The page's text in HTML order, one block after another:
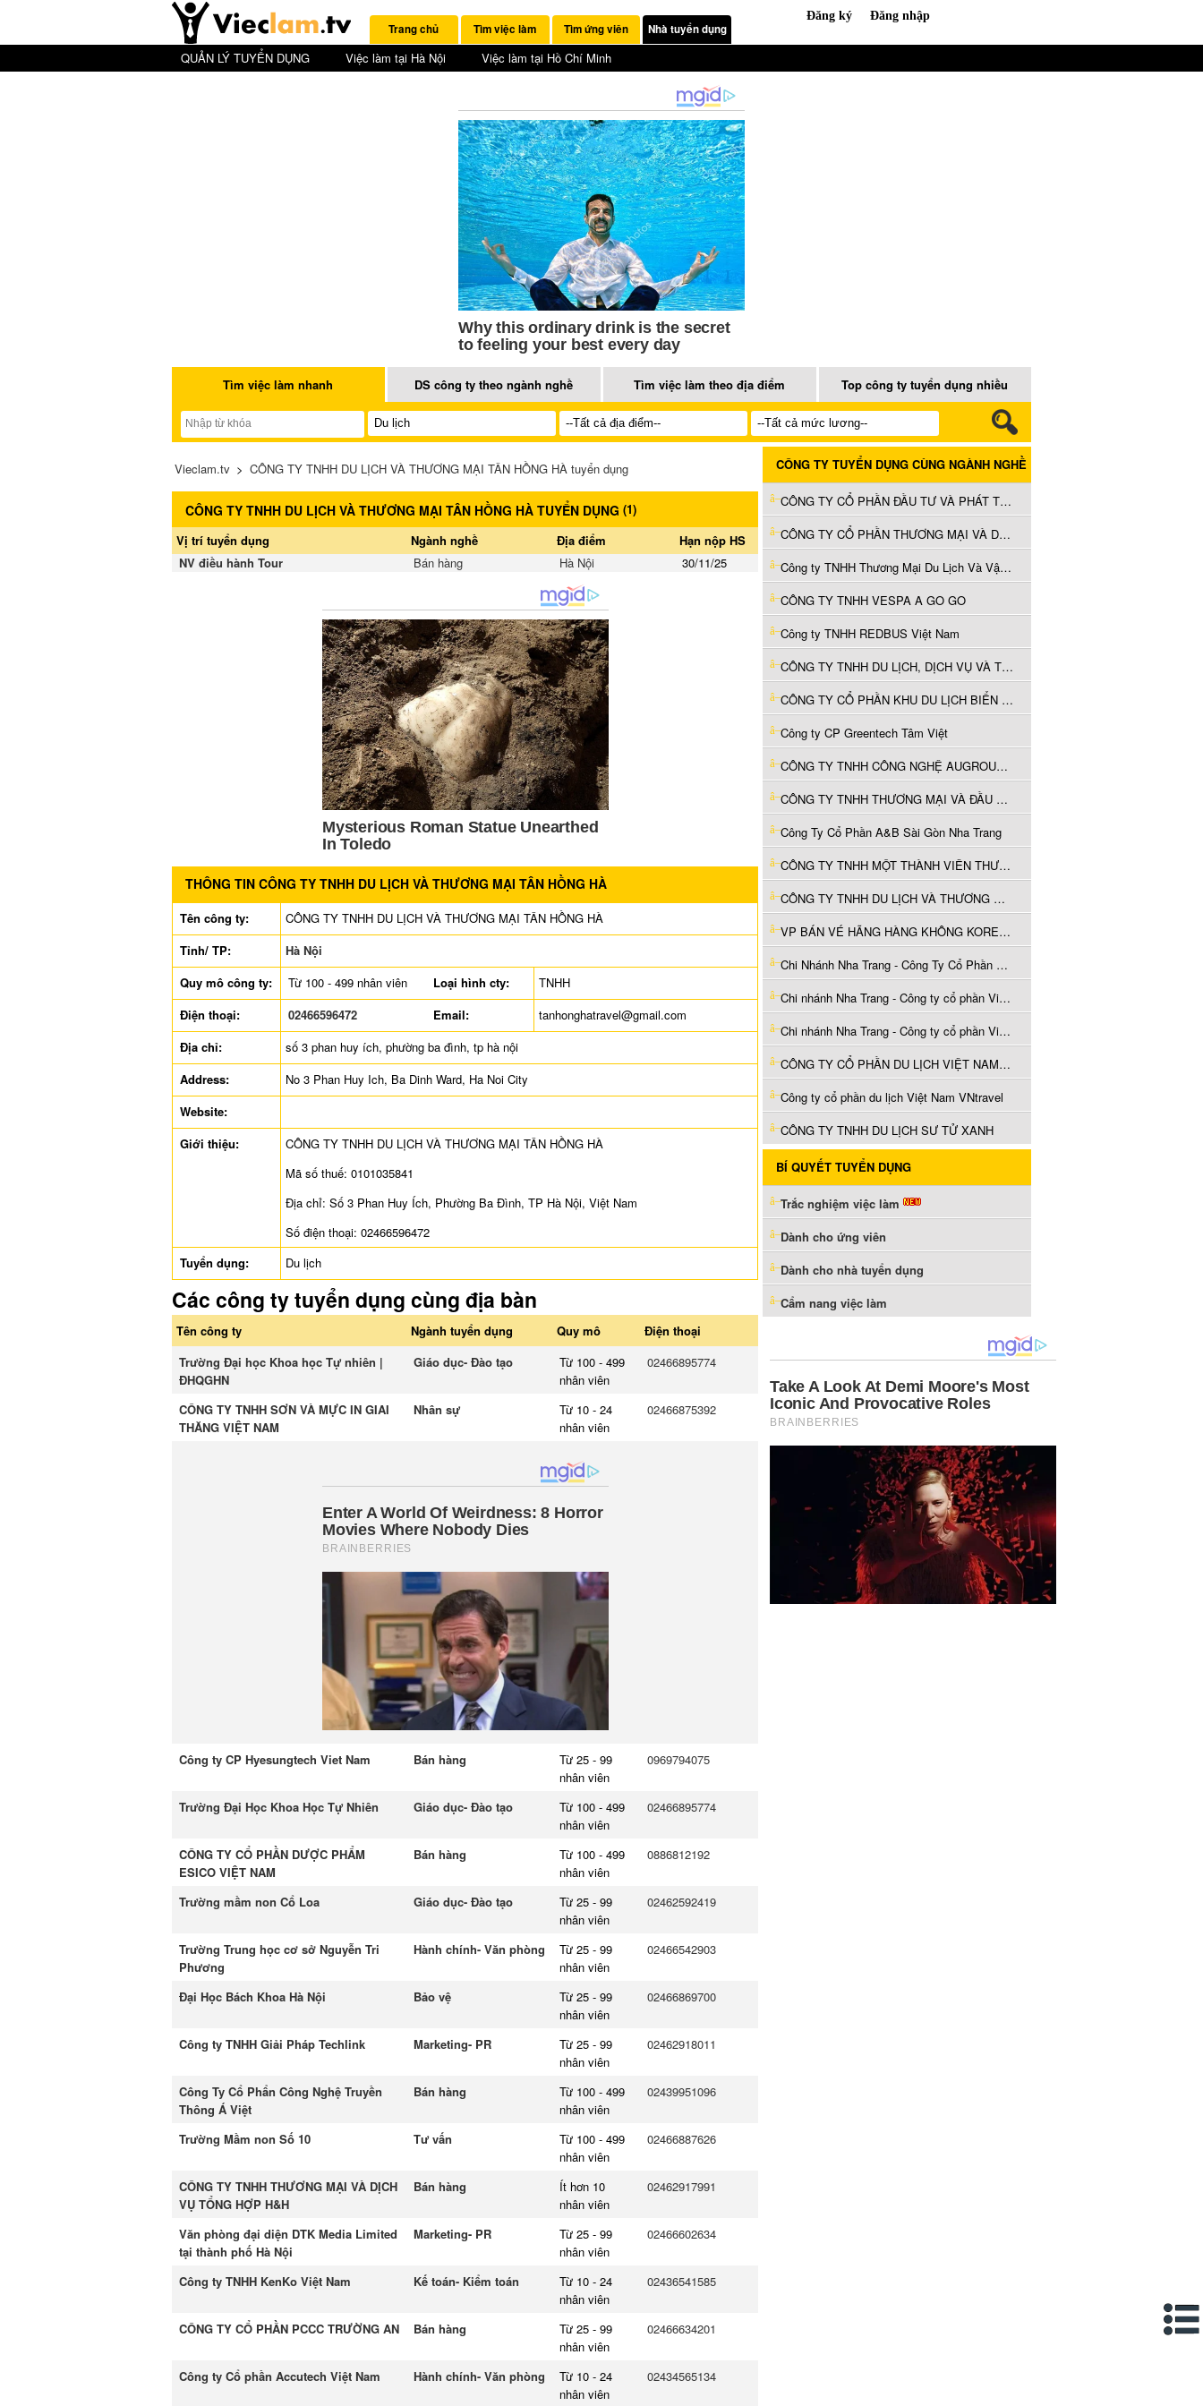
Trang chủ Tìm việc làm Tìm ứng viên Nhà tuyển dụng
QUẢN LÝ TUYỂN DỤNG Việc làm tại Hà Nội Việc làm tại Hồ Chí Minh
Tìm việc làm nhanh DS công ty theo ngành nghề Tìm việc làm theo địa điểm Top công ty tuyển dụng nhiều
Vieclam.tv > CÔNG TY TNHH DU LỊCH VÀ THƯƠNG MẠI TÂN HỒNG HÀ tuyển dụng
CÔNG TY TNHH DU LỊCH VÀ THƯƠNG MẠI TÂN HỒNG HÀ TUYỂN DỤNG (1)
Vị trí tuyển dụng
Ngành nghề Địa điểm
Hạn nộp HS
NV điều hành Tour
Bán hàng Hà Nội 30/11/25
THÔNG TIN CÔNG TY TNHH DU LỊCH VÀ THƯƠNG MẠI TÂN HỒNG HÀ
Tên công ty:
CÔNG TY TNHH DU LỊCH VÀ THƯƠNG MẠI TÂN HỒNG HÀ
Tỉnh/ TP:
Hà Nội
Quy mô công ty:
Từ 100 - 499 nhân viên Loại hình cty:
TNHH
Điện thoại:
02466596472 Email:
tanhonghatravel@gmail.com
Địa chỉ:
số 3 phan huy ích, phường ba đình, tp hà nội
Address:
No 3 Phan Huy Ich, Ba Dinh Ward, Ha Noi City
Website:
Giới thiệu:
CÔNG TY TNHH DU LỊCH VÀ THƯƠNG MẠI TÂN HỒNG HÀ
Mã số thuế: 0101035841
Địa chỉ: Số 3 Phan Huy Ích, Phường Ba Đình, TP Hà Nội, Việt Nam
Số điện thoại: 02466596472
Tuyển dụng:
Du lịch
Các công ty tuyển dụng cùng địa bàn
Tên công ty Ngành tuyển dụng Quy mô
Điện thoại
Trường Đại học Khoa học Tự nhiên |
ĐHQGHN
Giáo dục- Đào tạo
Từ 100 - 499
nhân viên
02466895774
CÔNG TY TNHH SƠN VÀ MỰC IN GIAI
THĂNG VIỆT NAM
Nhân sự
Từ 10 - 24
nhân viên
02466875392
Công ty CP Hyesungtech Viet Nam Bán hàng
Từ 25 - 99
nhân viên
0969794075
Trường Đại Học Khoa Học Tự Nhiên Giáo dục- Đào tạo
Từ 100 - 499
nhân viên
02466895774
CÔNG TY CỔ PHẦN DƯỢC PHẨM
ESICO VIỆT NAM
Bán hàng
Từ 100 - 499
nhân viên
0886812192
Trường mầm non Cổ Loa Giáo dục- Đào tạo
Từ 25 - 99
nhân viên
02462592419
Trường Trung học cơ sở Nguyễn Tri
Phương
Hành chính- Văn phòng
Từ 25 - 99
nhân viên
02466542903
Đại Học Bách Khoa Hà Nội Bảo vệ
Từ 25 - 99
nhân viên
02466869700
Công ty TNHH Giải Pháp Techlink Marketing- PR
Từ 25 - 99
nhân viên
02462918011
Công Ty Cổ Phẩn Công Nghệ Truyền
Thông Á Việt
Bán hàng
Từ 100 - 499
nhân viên
02439951096
Trường Mầm non Số 10 Tư vấn
Từ 100 - 499
nhân viên
02466887626
CÔNG TY TNHH THƯƠNG MẠI VÀ DỊCH
VỤ TỔNG HỢP H&H
Bán hàng
Ít hơn 10
nhân viên
02462917991
Văn phòng đại diện DTK Media Limited
tại thành phố Hà Nội
Marketing- PR
Từ 25 - 99
nhân viên
02466602634
Công ty TNHH KenKo Việt Nam Kế toán- Kiểm toán
Từ 10 - 24
nhân viên
02436541585
CÔNG TY CỔ PHẦN PCCC TRƯỜNG AN Bán hàng
Từ 25 - 99
nhân viên
02466634201
Công ty Cổ phần Accutech Việt Nam Hành chính- Văn phòng
Từ 10 - 24
nhân viên
02434565134
CÔNG TY TUYỂN DỤNG CÙNG NGÀNH NGHỀ
CÔNG TY CỔ PHẦN ĐẦU TƯ VÀ PHÁT TRIỂN DU LỊCH VÂN ĐỒN
CÔNG TY CỔ PHẦN THƯƠNG MẠI VÀ DU LỊCH H.I VIỆT NAM
Công ty TNHH Thương Mại Du Lịch Và Vận Tải Gentour
CÔNG TY TNHH VESPA A GO GO
Công ty TNHH REDBUS Việt Nam
CÔNG TY TNHH DU LỊCH, DỊCH VỤ VÀ THƯƠNG MẠI NTD
CÔNG TY CỔ PHẦN KHU DU LỊCH BIỂN NGŨ HÀNH SƠN (Hyatt Regency Danang Resort and Spa)
Công ty CP Greentech Tâm Việt
CÔNG TY TNHH CÔNG NGHỆ AUGROUP VIỆT NAM
CÔNG TY TNHH THƯƠNG MẠI VÀ ĐẦU TƯ DOLPHIN – CHI NHÁNH THÀNH PHỐ HỒ CHÍ MINH
Công Ty Cổ Phần A&B Sài Gòn Nha Trang
CÔNG TY TNHH MỘT THÀNH VIÊN THƯƠNG MẠI DỊCH VỤ DU LỊCH KHÔNG GIAN
CÔNG TY TNHH DU LỊCH VÀ THƯƠNG MẠI TÂN HỒNG HÀ
VP BÁN VÉ HÃNG HÀNG KHÔNG KOREAN AIR TẠI HÀ NỘI
Chi Nhánh Nha Trang - Công Ty Cổ Phần Vinpearl (Vinpearl Land Nha Trang)
Chi nhánh Nha Trang - Công ty cổ phần Vinpearl(Vinpearl Land Nha Trang )
Chi nhánh Nha Trang - Công ty cổ phần Vinpearl(Vinpearl Land Nha Trang )
CÔNG TY CỔ PHẦN DU LỊCH VIỆT NAM VNTRAVEL
Công ty cổ phần du lịch Việt Nam VNtravel
CÔNG TY TNHH DU LỊCH SƯ TỬ XANH
BÍ QUYẾT TUYỂN DỤNG
Trắc nghiệm việc làm
Dành cho ứng viên
Dành cho nhà tuyển dụng
Cẩm nang việc làm